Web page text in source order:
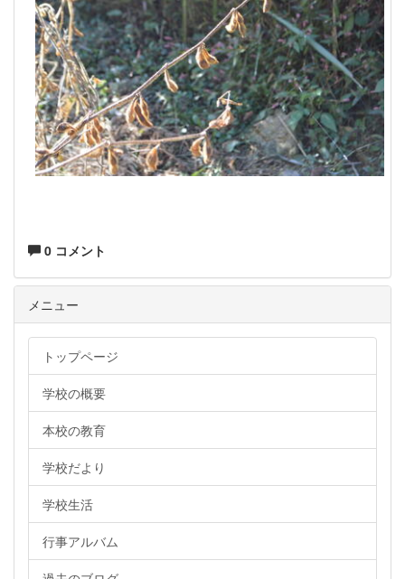
0 コメント
メニュー
トップページ
学校の概要
本校の教育
学校だより
学校生活
行事アルバム